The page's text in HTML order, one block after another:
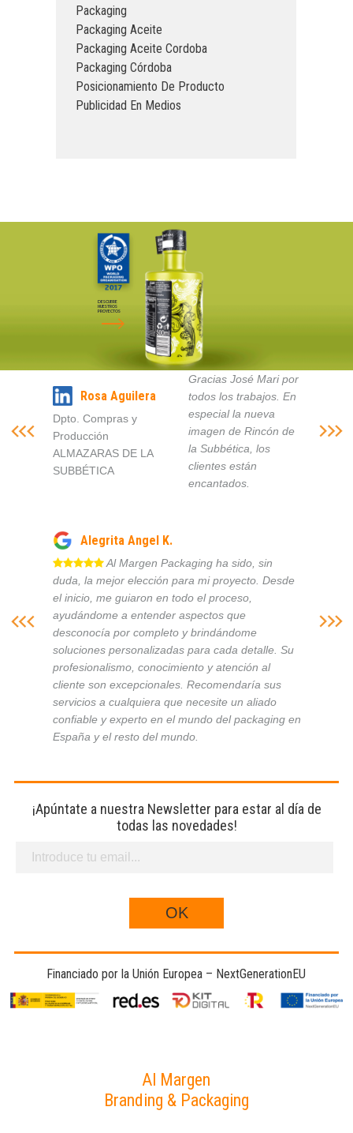
Packaging
Packaging Aceite
Packaging Aceite Cordoba
Packaging Córdoba
Posicionamiento De Producto
Publicidad En Medios
DESCUBRE
NUESTROS
PROYECTOS
Rosa Aguilera
Dpto. Compras y
Producción
ALMAZARAS DE LA
SUBBÉTICA
Gracias José Mari por
todos los trabajos. En
especial la nueva
imagen de Rincón de
la Subbética, los
clientes están
encantados.
Alegrita Angel K.
Al Margen Packaging ha sido, sin
duda, la mejor elección para mi proyecto. Desde
el inicio, me guiaron en todo el proceso,
ayudándome a entender aspectos que
desconocía por completo y brindándome
soluciones personalizadas para cada detalle. Su
profesionalismo, conocimiento y atención al
cliente son excepcionales. Recomendaría sus
servicios a cualquiera que necesite un aliado
confiable y experto en el mundo del packaging en
España y el resto del mundo.
¡Apúntate a nuestra Newsletter para estar al día de
todas las novedades!
Financiado por la Unión Europea – NextGenerationEU
Al Margen
Branding & Packaging